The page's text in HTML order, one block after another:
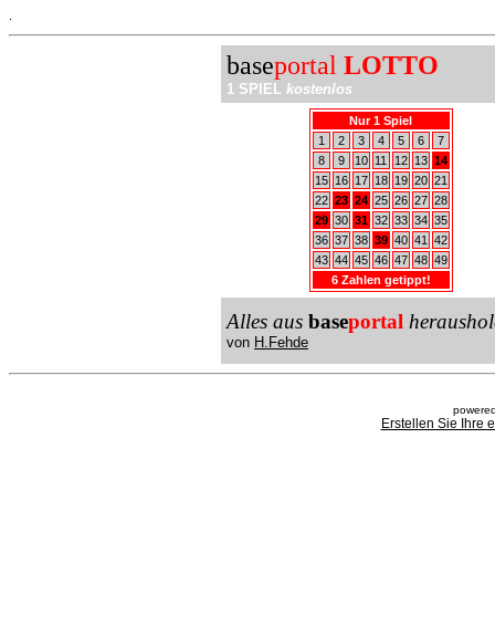
baseportal LOTTO
1 SPIEL kostenlos
Nur 1 Spiel
1
2 3 4 5 6
7
8
9 10 11 12 13 14
15
16 17 18 19 20 21
22 23 24 25 26 27 28
29 30 31 32 33 34 35
36 37 38 39 40 41
42
43 44 45 46 47 48 49
6 Zahlen getippt!
Alles aus baseportal
von H.Fehde
Erstellen Sie Ihre